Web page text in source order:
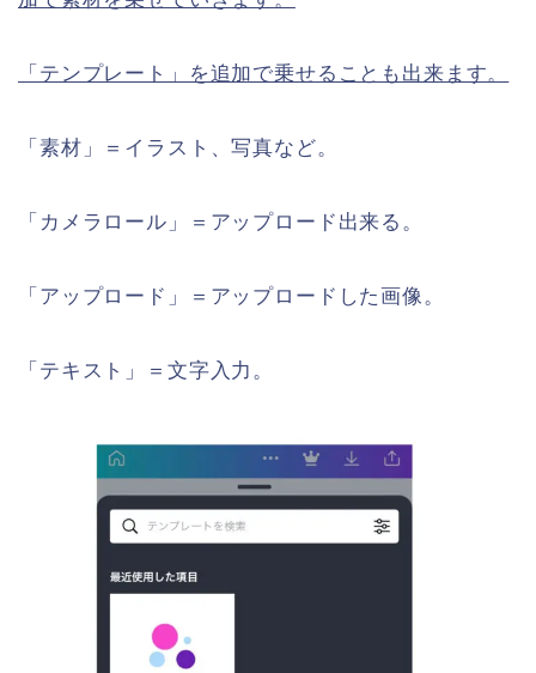
「テンプレート」を追加で乗せることも出来ます。
「素材」＝イラスト、写真など。
「カメラロール」＝アップロード出来る。
「アップロード」＝アップロードした画像。
「テキスト」＝文字入力。